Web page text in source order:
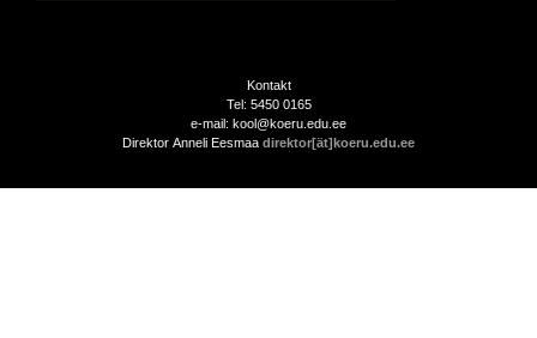
Kontakt
Tel: 5450 0165
e-mail: kool@koeru.edu.ee
Direktor Anneli Eesmaa direktor[ät]koeru.edu.ee